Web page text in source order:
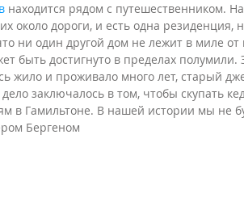
находится рядом с путешественником.
около дороги, и есть одна резиденция,
ни один другой дом не лежит в миле
быть достигнуто в пределах
жило и проживало много лет, старый
заключалось в том, чтобы скупать
в Гамильтоне. В нашей истории мы не
Бергеном